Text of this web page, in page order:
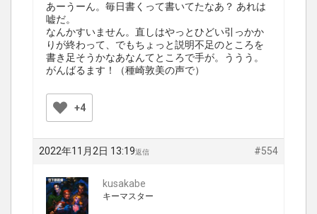
あーうーん。毎日書くって書いてたなあ？ あれは
嘘だ。
なんかすいません。直しはやっとひどい引っかか
りが終わって、でもちょっと説明不足のところを
書き足そうかなあなんてところで手が。ううう。
がんばるます！（種崎敦美の声で）
+4
2022年11月2日 13:19 #554
返信
kusakabe
キーマスター